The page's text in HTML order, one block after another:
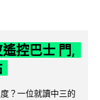
控巴士 門,
？一位就讀中三的